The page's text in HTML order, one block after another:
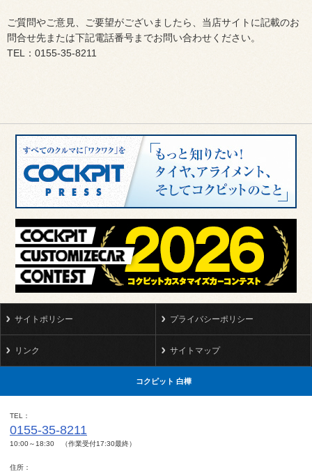
ご質問やご意見、ご要望がございましたら、当店サイトに記載のお
問合せ先または下記電話番号までお問い合わせください。
TEL：0155-35-8211
サイトポリシー プライバシーポリシー
リンク サイトマップ
コクピット 白樺
TEL
0155-35-8211
10:00～18:30 （作業受付17:30最終）
住所